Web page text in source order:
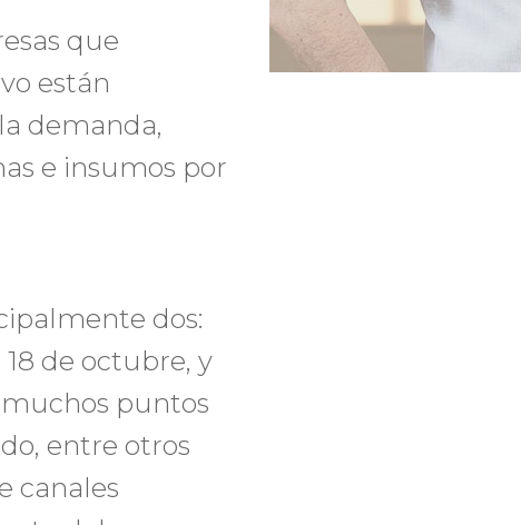
que
están
demanda,
e insumos por
dos:
de octubre, y
puntos
entre otros
canales